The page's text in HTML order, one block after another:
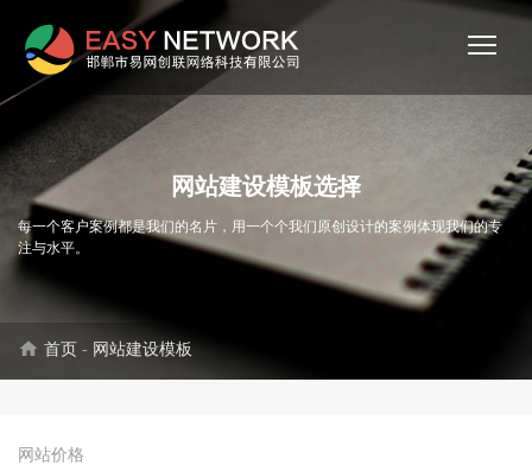
网站建设模板选择
每一个客户案例都是我们的名片，用一个个我们原创设计的案例体现我们的专
注与水平。
home 首页 - 网站建设模板
网站价格